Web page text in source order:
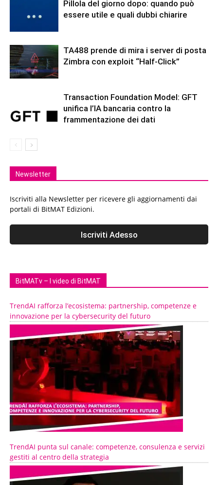
Pillola del giorno dopo: quando può
essere utile e quali dubbi chiarire
TA488 prende di mira i server di posta
Zimbra con exploit “Half-Click”
Transaction Foundation Model: GFT
unifica l’IA bancaria contro la
frammentazione dei dati
Newsletter
Iscriviti alla Newsletter per ricevere gli aggiornamenti dai
portali di BitMAT Edizioni.
BitMATv – I video di BitMAT
TrendAI rafforza l’ecosistema: partnership, competenze e
innovazione per la cybersecurity del futuro
TrendAI punta sul canale: competenze, consulenza e servizi
gestiti al centro della strategia